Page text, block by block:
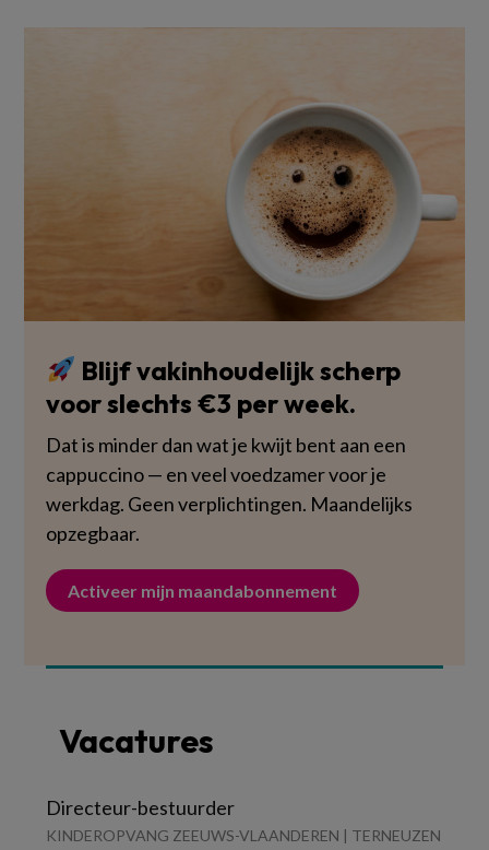
Blijf vakinhoudelijk scherp
voor slechts €3 per week.
Dat is minder dan wat je kwijt bent aan een
cappuccino — en veel voedzamer voor je
werkdag. Geen verplichtingen. Maandelijks
opzegbaar.
Activeer mijn maandabonnement
Vacatures
Directeur-bestuurder
KINDEROPVANG ZEEUWS-VLAANDEREN | TERNEUZEN